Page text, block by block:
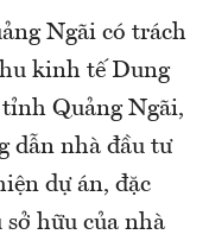
Ngãi có trách
kinh tế Dung
Quảng Ngãi,
dẫn nhà đầu tư
dự án, đặc
hữu của nhà